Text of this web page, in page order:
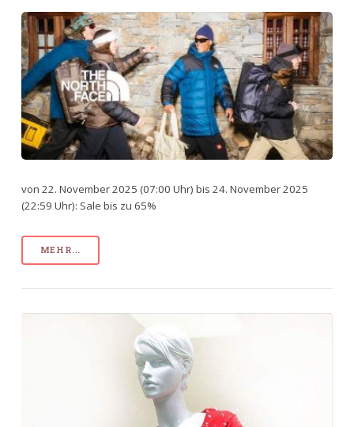
von 22. November 2025 (07:00 Uhr) bis 24. November 2025
(22:59 Uhr): Sale bis zu 65%
MEHR...